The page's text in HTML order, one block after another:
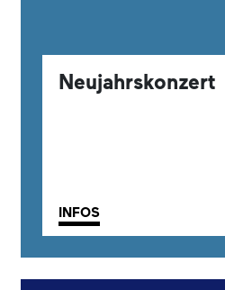
Neujahrskonzert
INFOS